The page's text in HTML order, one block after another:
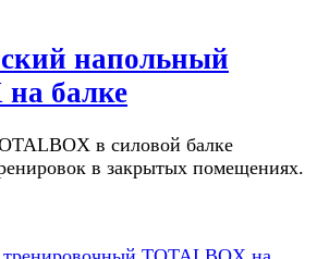
напольный
балке
в силовой балке
в закрытых помещениях.